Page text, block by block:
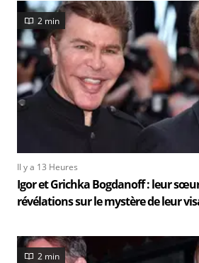
2 min
Il y a 13 Heures
Igor et Grichka Bogdanoff : leur
révélations sur le mystère de leur
2 min